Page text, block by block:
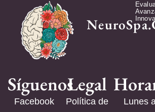
Síguenos
Facebook
Legal
Política de
Lunes